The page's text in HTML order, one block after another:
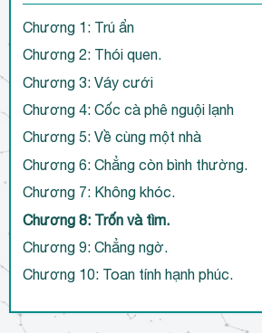
Chương 1: Trú ẩn
Chương 2: Thói quen.
Chương 3: Váy cưới
Chương 4: Cốc cà phê nguội lạnh
Chương 5: Về cùng một nhà
Chương 6: Chẳng còn bình thường.
Chương 7: Không khóc.
Chương 8: Trốn và tìm.
Chương 9: Chẳng ngờ.
Chương 10: Toan tính hạnh phúc.